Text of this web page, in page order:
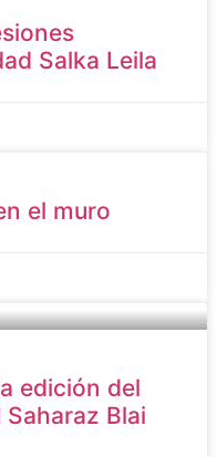
Salka Leila
el muro
edición del
Blai